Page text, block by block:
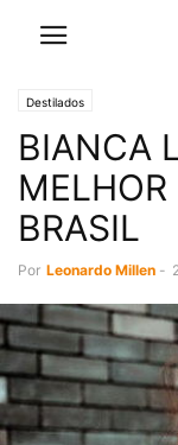
Destilados
BIANCA
MELHOR
BRASIL
Por Leonardo Millen -